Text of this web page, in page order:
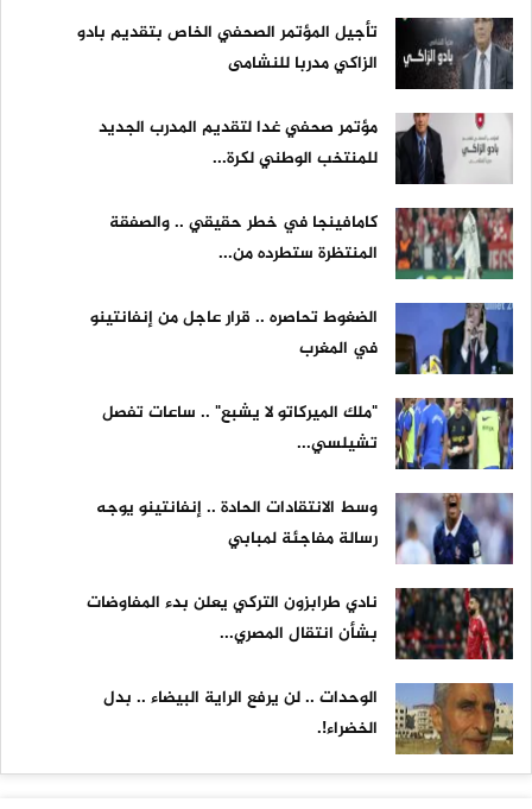
تأجيل المؤتمر الصحفي الخاص بتقديم بادو
الزاكي مدربا للنشامى
مؤتمر صحفي غدا لتقديم المدرب الجديد
للمنتخب الوطني لكرة...
كامافينجا في خطر حقيقي .. والصفقة
المنتظرة ستطرده من...
الضغوط تحاصره .. قرار عاجل من إنفانتينو
في المغرب
"ملك الميركاتو لا يشبع" .. ساعات تفصل
تشيلسي...
وسط الانتقادات الحادة .. إنفانتينو يوجه
رسالة مفاجئة لمبابي
نادي طرابزون التركي يعلن بدء المفاوضات
بشأن انتقال المصري...
الوحدات .. لن يرفع الراية البيضاء .. بدل
الخضراء!.